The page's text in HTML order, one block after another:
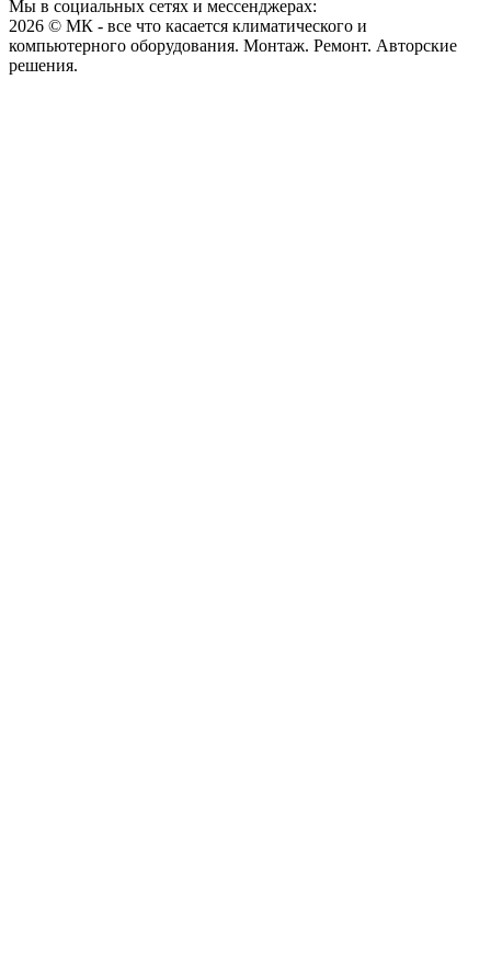
Мы в социальных сетях и мессенджерах:
2026 © МК - все что касается климатического и
компьютерного оборудования. Монтаж. Ремонт. Авторские
решения.